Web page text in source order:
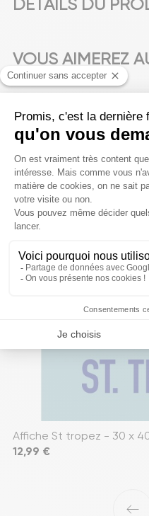
DÉTAILS DU
VOUS AIMEREZ
Affiche St tropez - 30 x
Prix
12,99 €
‹